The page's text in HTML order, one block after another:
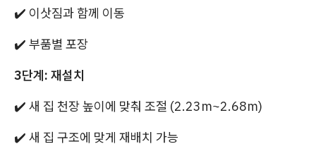
✔️ 이삿짐과 함께 이동
✔️ 부품별 포장
3단계: 재설치
✔️ 새 집 천장 높이에 맞춰 조절 (2.23m~2.68m)
✔️ 새 집 구조에 맞게 재배치 가능